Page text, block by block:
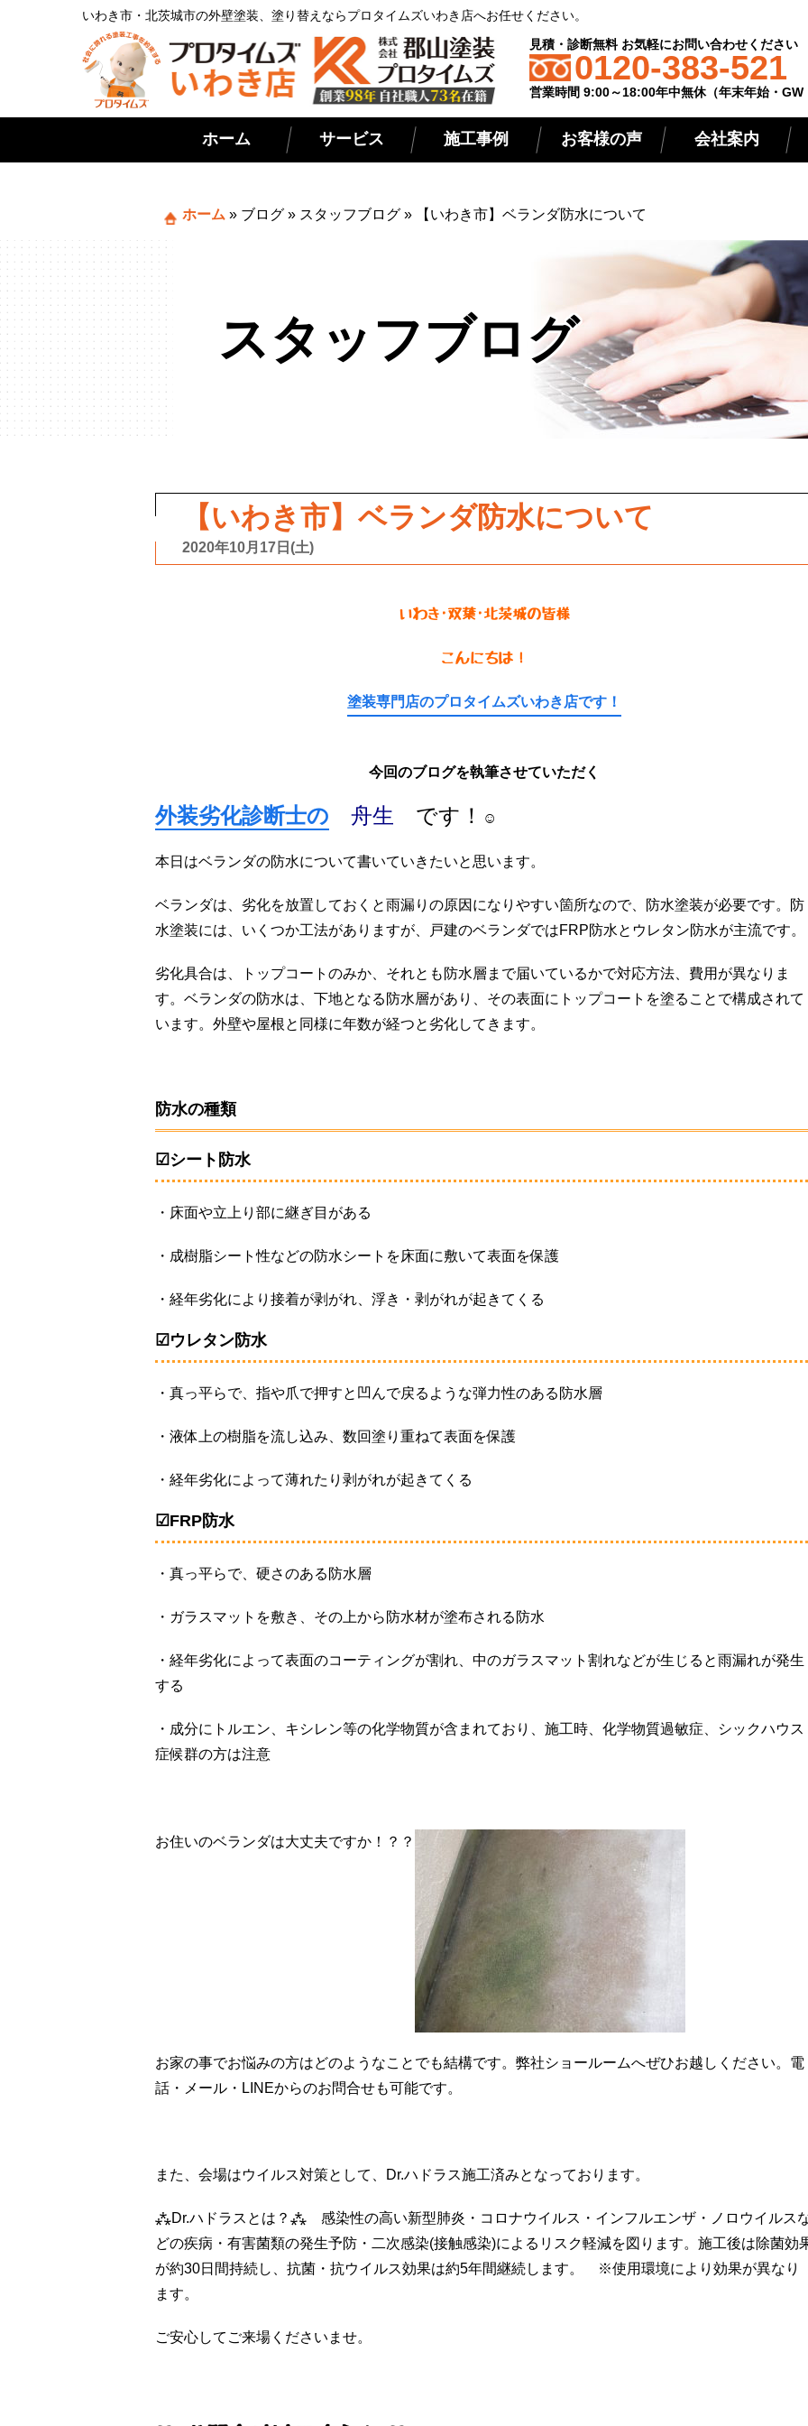
いわき市・北茨城市の外壁塗装、塗り替えならプロタイムズいわき店へお任せください。
見積・診断無料 お気軽にお問い合わせください
0120-383-521
営業時間 9:00～18:00年中無休（年末年始・GW
ホーム サービス 施工事例 お客様の声 会社案内
ホーム » ブログ » スタッフブログ » 【いわき市】ベランダ防水について
スタッフブログ
【いわき市】ベランダ防水について
2020年10月17日(土)
いわき･双葉･北茨城の皆様
こんにちは！
塗装専門店のプロタイムズいわき店です！
今回のブログを執筆させていただく
外装劣化診断士の 舟生 です！ ☺
本日はベランダの防水について書いていきたいと思います。
ベランダは、劣化を放置しておくと雨漏りの原因になりやすい箇所なので、防水塗装が必要です。防
水塗装には、いくつか工法がありますが、戸建のベランダではFRP防水とウレタン防水が主流です。
劣化具合は、トップコートのみか、それとも防水層まで届いているかで対応方法、費用が異なりま
す。ベランダの防水は、下地となる防水層があり、その表面にトップコートを塗ることで構成されて
います。外壁や屋根と同様に年数が経つと劣化してきます。
防水の種類
☑シート防水
・床面や立上り部に継ぎ目がある
・成樹脂シート性などの防水シートを床面に敷いて表面を保護
・経年劣化により接着が剥がれ、浮き・剥がれが起きてくる
☑ウレタン防水
・真っ平らで、指や爪で押すと凹んで戻るような弾力性のある防水層
・液体上の樹脂を流し込み、数回塗り重ねて表面を保護
・経年劣化によって薄れたり剥がれが起きてくる
☑FRP防水
・真っ平らで、硬さのある防水層
・ガラスマットを敷き、その上から防水材が塗布される防水
・経年劣化によって表面のコーティングが割れ、中のガラスマット割れなどが生じると雨漏れが発生
する
・成分にトルエン、キシレン等の化学物質が含まれており、施工時、化学物質過敏症、シックハウス
症候群の方は注意
お住いのベランダは大丈夫ですか！？？
お家の事でお悩みの方はどのようなことでも結構です。弊社ショールームへぜひお越しください。電
話・メール・LINEからのお問合せも可能です。
また、会場はウイルス対策として、Dr.ハドラス施工済みとなっております。
⁂Dr.ハドラスとは？⁂ 感染性の高い新型肺炎・コロナウイルス・インフルエンザ・ノロウイルス
どの疾病・有害菌類の発生予防・二次感染(接触感染)によるリスク軽減を図ります。施工後は除菌効
が約30日間持続し、抗菌・抗ウイルス効果は約5年間継続します。 ※使用環境により効果が異なり
ます。
ご安心してご来場くださいませ。